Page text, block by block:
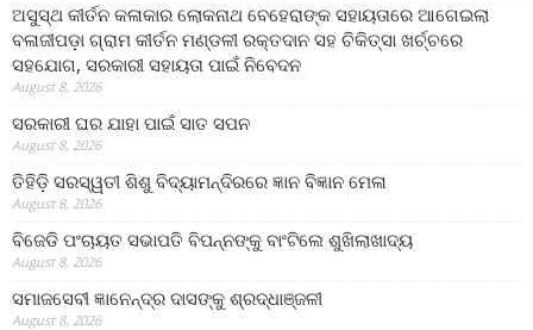
ଅସୁସ୍ଥ କୀର୍ତନ କଳାକାର ଲୋକନାଥ ବେହେରାଙ୍କ ସହାୟତାରେ ଆଗେଇଲା
ବଳାଜୀପଡ଼ା ଗ୍ରାମ କୀର୍ତନ ମଣ୍ଡଳୀ ରକ୍ତଦାନ ସହ ଚିକିତ୍ସା ଖର୍ଚ୍ଚରେ
ସହଯୋଗ, ସରକାରୀ ସହାୟତା ପାଇଁ ନିବେଦନ
August 8, 2026
ସରକାରୀ ଘର ଯାହା ପାଇଁ ସାତ ସପନ
August 8, 2026
ତିହିଡି଼ ସରସ୍ୱତୀ ଶିଶୁ ବିଦ୍ୟାମନ୍ଦିରରେ ଜ୍ଞାନ ବିଜ୍ଞାନ ମେଳା
August 8, 2026
ବିଜେଡି ପଂଚାୟତ ସଭାପତି ବିପନ୍ନଙ୍କୁ ବାଂଟିଲେ ଶୁଖିଲାଖାଦ୍ୟ
August 8, 2026
ସମାଜସେବୀ ଜ୍ଞାନେନ୍ଦ୍ର ଦାସଙ୍କୁ ଶ୍ରଦ୍ଧାଞ୍ଜଳୀ
August 8, 2026